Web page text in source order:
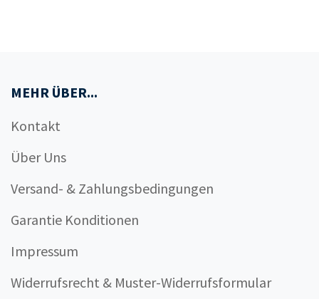
MEHR ÜBER...
Kontakt
Über Uns
Versand- & Zahlungsbedingungen
Garantie Konditionen
Impressum
Widerrufsrecht & Muster-Widerrufsformular